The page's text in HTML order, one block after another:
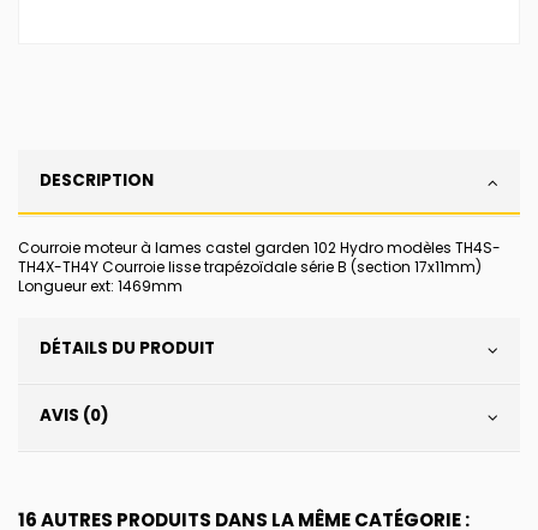
DESCRIPTION
Courroie moteur à lames castel garden 102 Hydro modèles TH4S-
TH4X-TH4Y Courroie lisse trapézoïdale série B (section 17x11mm)
Longueur ext: 1469mm
DÉTAILS DU PRODUIT
AVIS (0)
16 AUTRES PRODUITS DANS LA MÊME CATÉGORIE :